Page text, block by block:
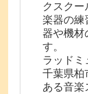
クスクー
楽器の練
器や機材
す。
ラッドミ
千葉県柏
ある音楽